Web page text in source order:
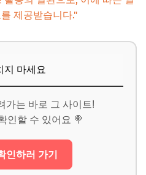
제공받습니다."
지 마세요
가는 바로 그 사이트!
인할 수 있어요 🍭
인하러 가기